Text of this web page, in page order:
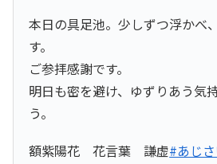
本日の具足池。少しずつ浮かべ
す。
ご参拝感謝です。
明日も密を避け、ゆずりあう気
う。
額紫陽花 花言葉 謙虚#あじ